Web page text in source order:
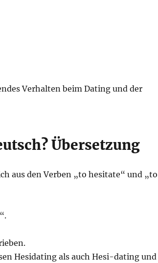
Verhalten beim Dating und der
Übersetzung
aus den Verben „to hesitate“ und „to
Hesidating als auch Hesi-dating und